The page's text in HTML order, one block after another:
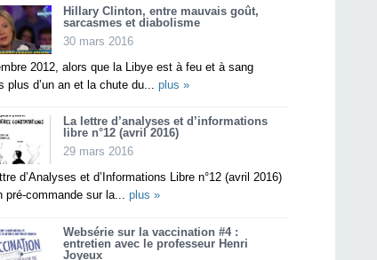
Hillary Clinton, entre mauvais goût,
sarcasmes et diabolisme
30 mars 2016
2012, alors que la Libye est à feu et à sang
plus d’un an et la chute du... plus »
La lettre d’analyses et d’informations
libre n°12 (avril 2016)
29 mars 2016
d’Analyses et d’Informations Libre n°12 (avril 2016)
pré-commande sur la... plus »
Websérie sur la vaccination #4 :
entretien avec le professeur Henri
Joyeux